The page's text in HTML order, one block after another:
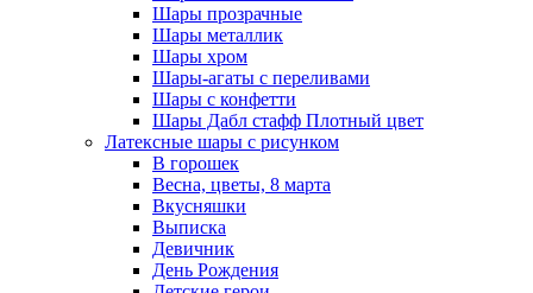
Шары прозрачные
Шары металлик
Шары хром
Шары-агаты с переливами
Шары с конфетти
Шары Дабл стафф Плотный цвет
Латексные шары с рисунком
В горошек
Весна, цветы, 8 марта
Вкусняшки
Выписка
Девичник
День Рождения